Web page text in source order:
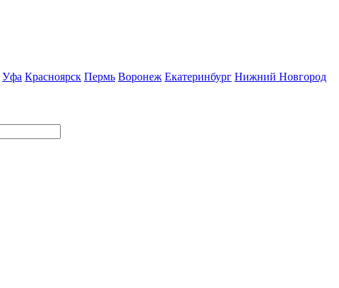
Уфа Красноярск Пермь Воронеж Екатеринбург Нижний Новгород